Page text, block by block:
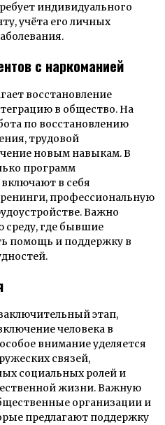
индивидуального
учёта его личных
с наркоманией
восстановление
в общество. На
по восстановлению
трудовой
новым навыкам. В
программ
в себя
профессиональную
Важно
где бывшие
помощь и поддержку в
этап,
человека в
внимание уделяется
связей,
социальных ролей и
жизни. Важную
организации и
предлагают поддержку